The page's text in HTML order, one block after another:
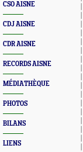
CSO AISNE
CDJ AISNE
CDR AISNE
RECORDS AISNE
MÉDIATHÈQUE
PHOTOS
BILANS
LIENS